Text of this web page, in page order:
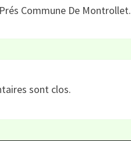
Commune De Montrollet.
sont clos.